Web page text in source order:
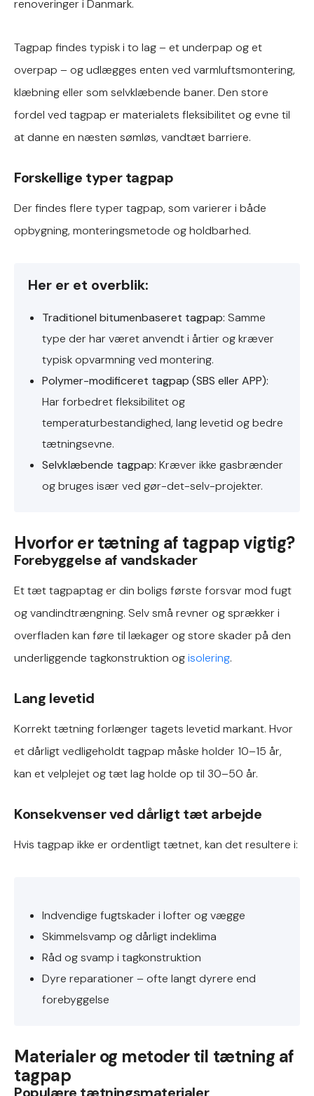
renoveringer i Danmark.
Tagpap findes typisk i to lag – et underpap og et
overpap – og udlægges enten ved varmluftsmontering,
klæbning eller som selvklæbende baner. Den store
fordel ved tagpap er materialets fleksibilitet og evne til
at danne en næsten sømløs, vandtæt barriere.
Forskellige typer tagpap
Der findes flere typer tagpap, som varierer i både
opbygning, monteringsmetode og holdbarhed.
Her er et overblik:
Traditionel bitumenbaseret tagpap: Samme
type der har været anvendt i årtier og kræver
typisk opvarmning ved montering.
Polymer-modificeret tagpap (SBS eller APP):
Har forbedret fleksibilitet og
temperaturbestandighed, lang levetid og bedre
tætningsevne.
Selvklæbende tagpap: Kræver ikke gasbrænder
og bruges især ved gør-det-selv-projekter.
Hvorfor er tætning af tagpap vigtig?
Forebyggelse af vandskader
Et tæt tagpaptag er din boligs første forsvar mod fugt
og vandindtrængning. Selv små revner og sprækker i
overfladen kan føre til lækager og store skader på den
underliggende tagkonstruktion ogisolering.
Lang levetid
Korrekt tætning forlænger tagets levetid markant. Hvor
et dårligt vedligeholdt tagpap måske holder 10–15 år,
kan et velplejet og tæt lag holde op til 30–50 år.
Konsekvenser ved dårligt tæt arbejde
Hvis tagpap ikke er ordentligt tætnet, kan det resultere i:
Indvendige fugtskader i lofter og vægge
Skimmelsvamp og dårligt indeklima
Råd og svamp i tagkonstruktion
Dyre reparationer – ofte langt dyrere end
forebyggelse
Materialer og metoder til tætning af
tagpap